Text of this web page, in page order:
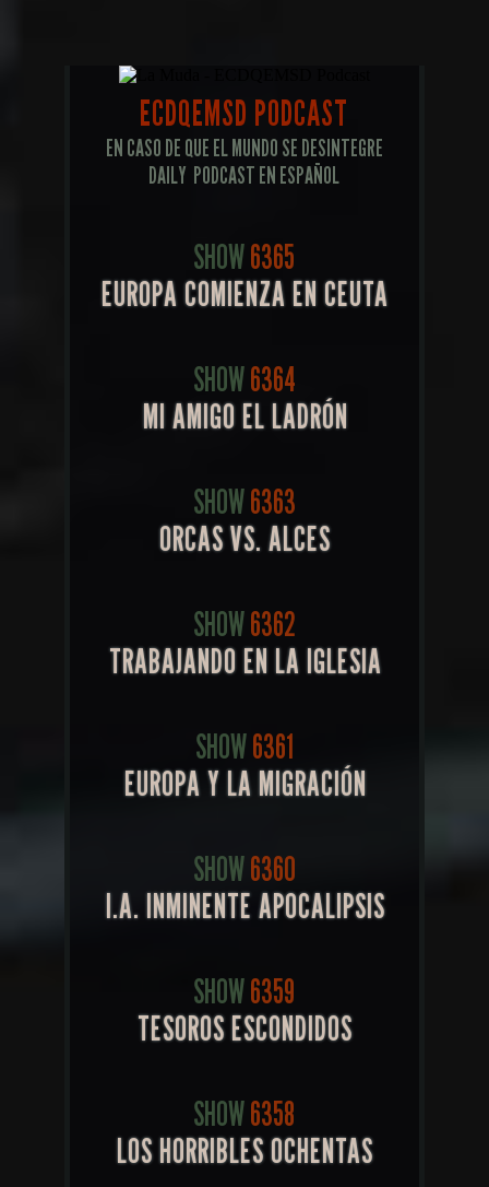
ECDQEMSD PODCAST
EN CASO DE QUE EL MUNDO SE DESINTEGRE
DAILY PODCAST EN ESPAÑOL
SHOW6365
EUROPA COMIENZA EN CEUTA
SHOW6364
MI AMIGO EL LADRÓN
SHOW6363
ORCAS VS. ALCES
SHOW6362
TRABAJANDO EN LA IGLESIA
SHOW6361
EUROPA Y LA MIGRACIÓN
SHOW6360
I.A. INMINENTE APOCALIPSIS
SHOW6359
TESOROS ESCONDIDOS
SHOW6358
LOS HORRIBLES OCHENTAS